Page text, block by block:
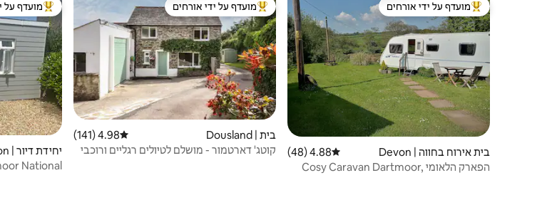
מוביל בקרב נכסים מועדפים על ידי אורחים
מועדף על ידי אורחים
בית אירוח בחווה | Devon דירוג ממוצע של 4.88 מתוך 5, 48 ביקורות
4.88 (48)
הפארק הלאומי Cosy Caravan Dartmoor,
מוביל בקרב נכסים מועדפים על ידי אורחים
מועדף על ידי אורחים
בית | Dousland דירוג ממוצע של 4.98 מתוך 5, 141 ביקורות
4.98 (141)
קוטג' דארטמור - מושלם לטיולים רגליים ורוכבי
מוביל בקרב
מועדף על
יחידת דיור | Devon
National